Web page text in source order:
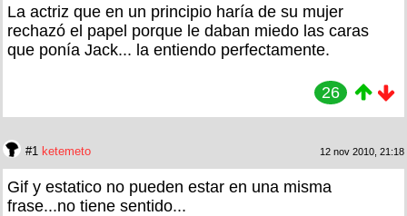
La actriz que en un principio haría de su mujer
rechazó el papel porque le daban miedo las caras
que ponía Jack... la entiendo perfectamente.
26
#1 ketemeto 12 nov 2010, 21:18
Gif y estatico no pueden estar en una misma
frase...no tiene sentido...